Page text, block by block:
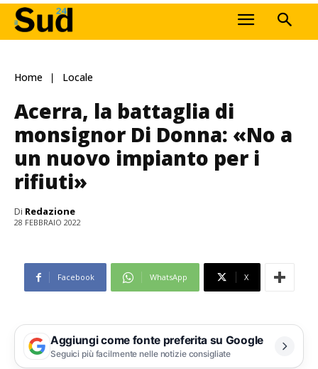
Home Locale
Acerra, la battaglia di
monsignor Di Donna: «No a
un nuovo impianto per i
rifiuti»
Di Redazione
28 FEBBRAIO 2022
Facebook WhatsApp X
Aggiungi come fonte preferita su Google
Seguici più facilmente nelle notizie consigliate